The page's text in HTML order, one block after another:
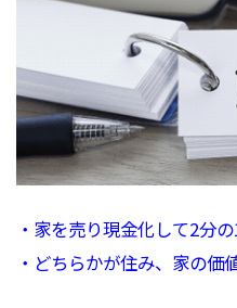
・家を売り現金化して2分
・どちらかが住み、家の価